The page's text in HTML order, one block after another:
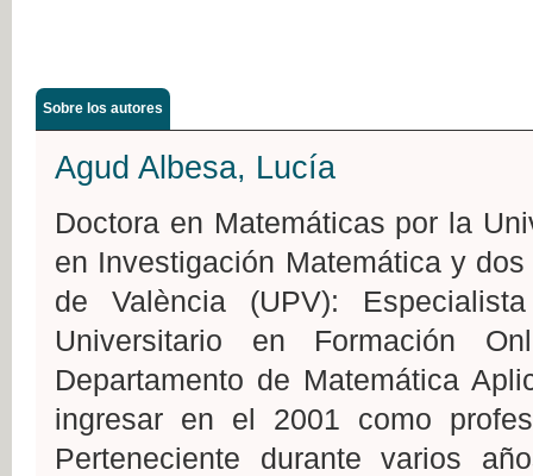
Sobre los autores
Agud Albesa, Lucía
Doctora en Matemáticas por la
en Investigación Matemática y
de València (UPV):
Universitario en Formación
Departamento de Matemática
ingresar en el 2001 como
Perteneciente durante varios